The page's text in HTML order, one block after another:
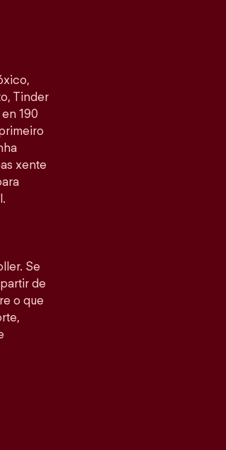
Tinder
190
xente
Se
de
o que